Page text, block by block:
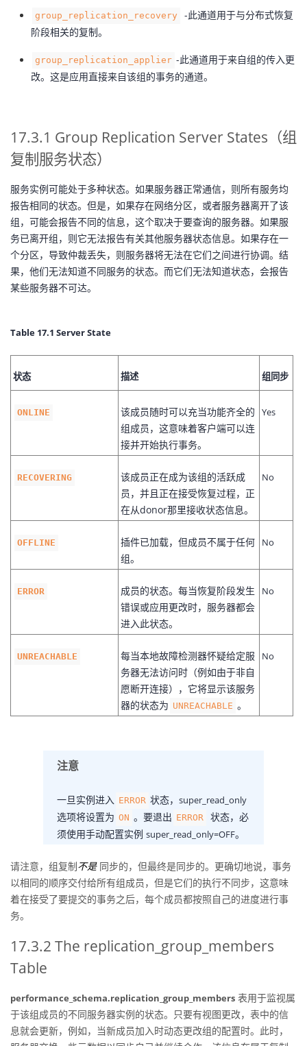
子
直
播
的
活
我
的
注
开
者
学
堂
课
程
的
认
我
的
验
我
收
的
我
支
持
我
技
术
的
云
group_replication_recovery
-此通道用于与分布式恢复
阶段相关的复制。
group_replication_applier -此通道用于来自组的传入更
改。这是应用直接来自该组的事务的通道。
17.3.1 Group Replication Server States（组
复制服务状态）
服务实例可能处于多种状态。如果服务器正常通信，则所有服务均
报告相​​同的状态。 但是，如果存在网络分区，或者服务器离开了该
组，可能会报告不同的信息，这个取决于要查询的服务器。 如果服
务已离开组，则它无法报告有关其他服务器状态信息。 如果存在一
个分区，导致仲裁丢失，则服务器将无法在它们之间进行协调。 结
果，他们无法知道不同服务的状态。而它们无法知道状态，会报告
某些服务器不可达。
Table 17.1 Server State
状态 描述 组同步
ONLINE
该成员随时可以充当功能齐全的
组成员，这意味着客户端可以连
接并开始执行事务。
Yes
RECOVERING
该成员正在成为该组的活跃成
员，并且正在接受恢复过程，正
在从donor那里接收状态信息。
No
OFFLINE
插件已加载，但成员不属于任何
组。
No
ERROR
成员的状态。每当恢复阶段发生
错误或应用更改时，服务器都会
进入此状态。
No
UNREACHABLE
每当本地故障检测器怀疑给定服
务器无法访问时（例如由于非自
愿断开连接），它将显示该服务
器的状态为 UNREACHABLE 。
No
注意
一旦实例进入 ERROR 状态， super_read_only
选项将设置为 ON 。要退出 ERROR
状态，必
须使用手动配置实例 super_read_only=OFF。
请注意，组复制不是同步的，但最终是同步的。更确切地说，事务
以相同的顺序交付给所有组成员，但是它们的执行不同步，这意味
着在接受了要提交的事务之后，每个成员都按照自己的进度进行事
务。
17.3.2 The replication_group_members
Table
performance_schema.replication_group_members 表用于监视属
于该组成员的不同服务器实例的状态。只要有视图更改，表中的信
息就会更新，例如，当新成员加入时动态更改组的配置时。此时，